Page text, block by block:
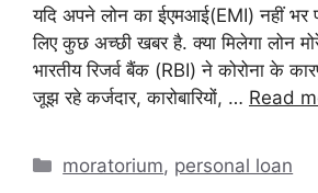
यदि अपने लोन का ईएमआई(EMI) नहीं भर
लिए कुछ अच्छी खबर है. क्या मिलेगा लोन
भारतीय रिजर्व बैंक (RBI) ने कोरोना के
जूझ रहे कर्जदार, कारोबारियों, … Read
Categories
moratorium, personal loan